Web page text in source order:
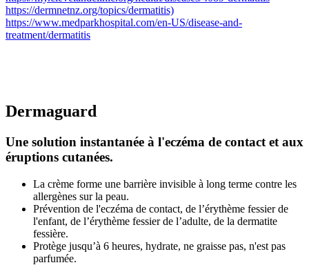
https://dermnetnz.org/topics/dermatitis)
https://www.medparkhospital.com/en-US/disease-and-
treatment/dermatitis
Dermaguard
Une solution instantanée à l'eczéma de contact et aux
éruptions cutanées.
La crème forme une barrière invisible à long terme contre les
allergènes sur la peau.
Prévention de l'eczéma de contact, de l’érythème fessier de
l'enfant, de l’érythème fessier de l’adulte, de la dermatite
fessière.
Protège jusqu’à 6 heures, hydrate, ne graisse pas, n'est pas
parfumée.